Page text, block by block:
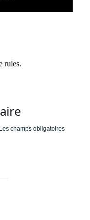
Les champs obligatoires